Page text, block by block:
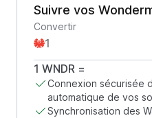
Suivre vos
Convertir
1 WNDR =
Connexion sécurisée
automatique de vos
Synchronisation des